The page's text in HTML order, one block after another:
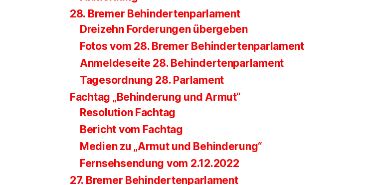
28. Bremer Behindertenparlament
Dreizehn Forderungen übergeben
Fotos vom 28. Bremer Behindertenparlament
Anmeldeseite 28. Behindertenparlament
Tagesordnung 28. Parlament
Fachtag „Behinderung und Armut“
Resolution Fachtag
Bericht vom Fachtag
Medien zu „Armut und Behinderung“
Fernsehsendung vom 2.12.2022
27. Bremer Behindertenparlament